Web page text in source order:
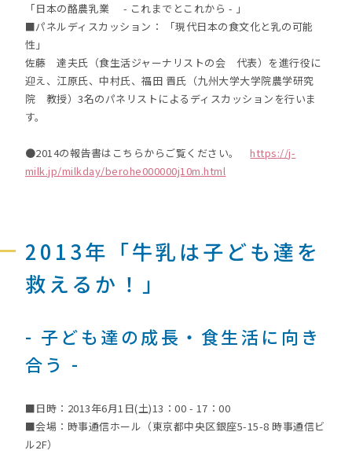
「日本の酪農乳業 - これまでとこれから - 」
■パネルディスカッション： 「現代日本の食文化と乳の可能
性」
佐藤 達夫氏（食生活ジャーナリストの会 代表）を進行役に
迎え、江原氏、中村氏、福田 晋氏（九州大学大学院農学研究
院 教授）3名のパネリストによるディスカッションを行いま
す。
●2014の報告書はこちらからご覧ください。https://j-
milk.jp/milkday/berohe000000j10m.html
2013年「牛乳は子ども達を
救えるか！」
- 子ども達の成長・食生活に向き
合う -
■日時：2013年6月1日(土)13：00 - 17：00
■会場：時事通信ホール（東京都中央区銀座5-15-8 時事通信ビ
ル2F）